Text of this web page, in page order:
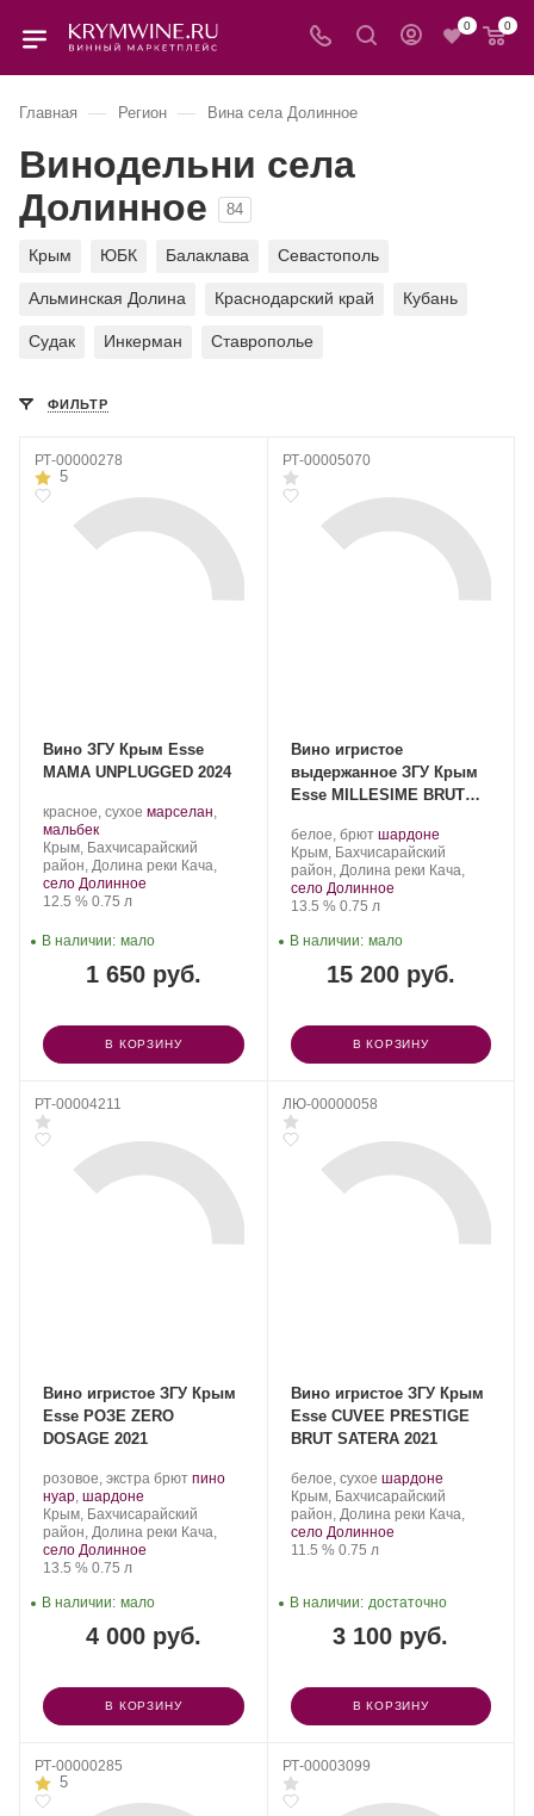
0 0
Главная — Регион — Вина села Долинное
Винодельни села
Долинное
84
Крым ЮБК Балаклава Севастополь
Альминская Долина Краснодарский край Кубань
Судак Инкерман Ставрополье
ФИЛЬТР
РТ-00000278
5
Вино ЗГУ Крым Esse
МАМА UNPLUGGED 2024
Производитель:
Сатера/ESSE.
красное, сухое .
винограда:
марселан,
мальбек.
Регион:
Крым, Бахчисарайский
район, Долина реки Кача,
село Долинное
Крепость
12.5 %. Объем
0.75 л
1 650 руб.
В наличии: мало
В КОРЗИНУ
РТ-00005070
Вино игристое
выдержанное ЗГУ Крым
Esse MILLESIME BRUT
подарочной упаковке
2013
Производитель:
Сатера/ESSE.
белое, брют .
Сорт
винограда:
шардоне.
Регион:
Крым, Бахчисарайский
район, Долина реки Кача,
село Долинное
Крепость
13.5 %. Объем
0.75 л
15 200 руб.
В наличии: мало
В КОРЗИНУ
РТ-00004211
Вино игристое ЗГУ Крым
Esse РОЗЕ ZERO
DOSAGE 2021
Производитель:
Сатера/ESSE.
розовое, экстра брют .
винограда:
пино
нуар, шардоне
Регион:
Крым, Бахчисарайский
район, Долина реки Кача,
село Долинное
Крепость
13.5 %. Объем
0.75 л
4 000 руб.
В наличии: мало
В КОРЗИНУ
ЛЮ-00000058
Вино игристое ЗГУ Крым
Esse CUVEE PRESTIGE
BRUT SATERA 2021
Производитель:
Сатера/ESSE.
белое, сухое .
Сорт
винограда:
шардоне.
Регион:
Крым, Бахчисарайский
район, Долина реки Кача,
село Долинное
Крепость
11.5 %. Объем
0.75 л
3 100 руб.
В наличии: достаточно
В КОРЗИНУ
РТ-00000285
5
РТ-00003099